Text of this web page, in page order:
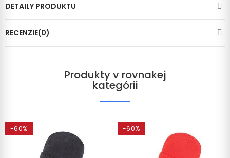
DETAILY PRODUKTU
RECENZIE(0)
Produkty v rovnakej
kategórii
-60% -60%